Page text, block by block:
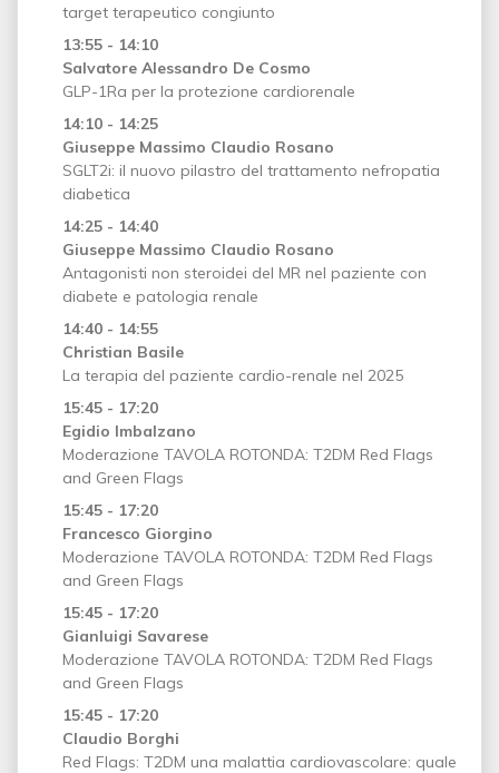
target terapeutico congiunto
13:55 - 14:10
Salvatore Alessandro De Cosmo
GLP-1Ra per la protezione cardiorenale
14:10 - 14:25
Giuseppe Massimo Claudio Rosano
SGLT2i: il nuovo pilastro del trattamento nefropatia
diabetica
14:25 - 14:40
Giuseppe Massimo Claudio Rosano
Antagonisti non steroidei del MR nel paziente con
diabete e patologia renale
14:40 - 14:55
Christian Basile
La terapia del paziente cardio-renale nel 2025
15:45 - 17:20
Egidio Imbalzano
Moderazione TAVOLA ROTONDA: T2DM Red Flags
and Green Flags
15:45 - 17:20
Francesco Giorgino
Moderazione TAVOLA ROTONDA: T2DM Red Flags
and Green Flags
15:45 - 17:20
Gianluigi Savarese
Moderazione TAVOLA ROTONDA: T2DM Red Flags
and Green Flags
15:45 - 17:20
Claudio Borghi
Red Flags: T2DM una malattia cardiovascolare: quale